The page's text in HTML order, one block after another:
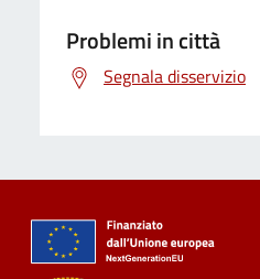
Problemi in città
Segnala disservizio